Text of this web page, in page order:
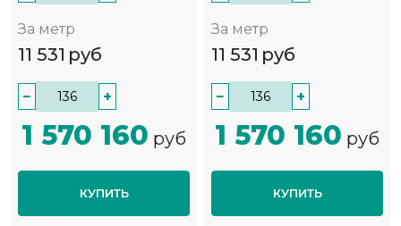
За метр
11 531 руб
− +
1 570 160 руб
КУПИТЬ
За метр
11 531 руб
− +
1 570 160 руб
КУПИТЬ